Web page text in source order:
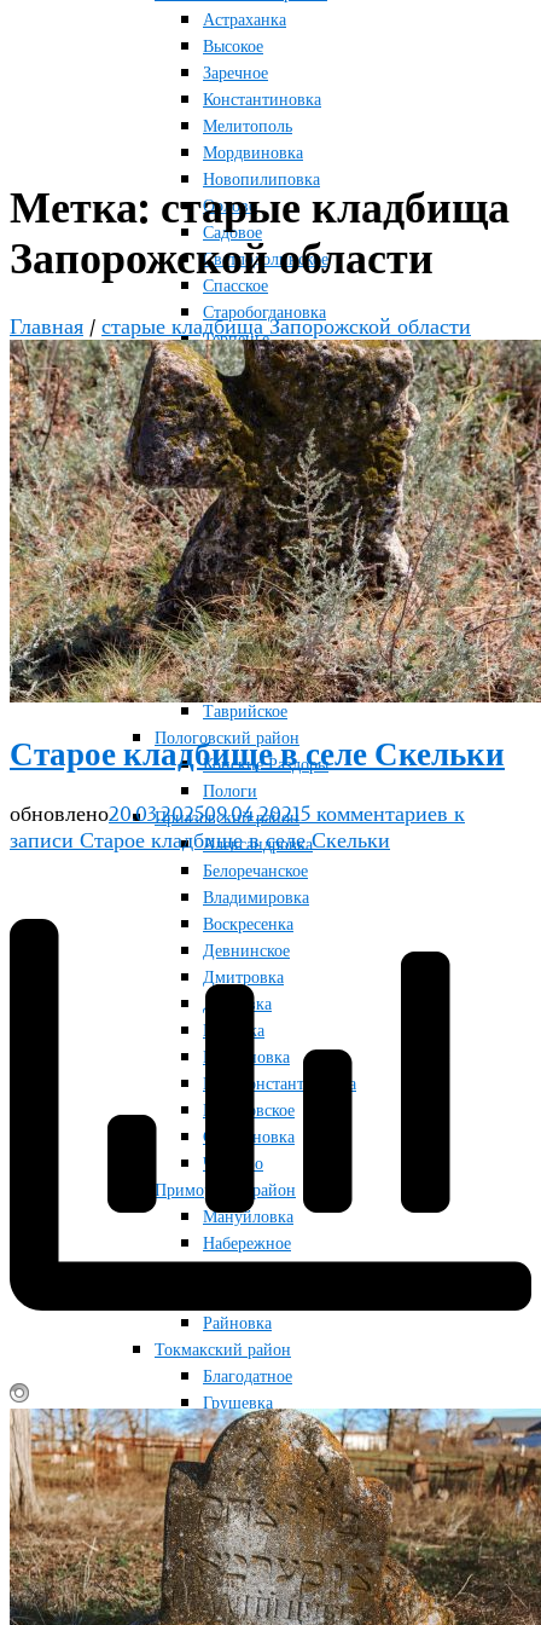
Астраханка
Высокое
Заречное
Константиновка
Мелитополь
Мордвиновка
Новопилиповка
Орлово
Садовое
Светлодолинское
Спасское
Старобогдановка
Терпенье
Тихоновка
Михайловский район
Братское
Зразковое
Марьяновка
Плодородное
Новониколаевский район
Новосоленое
Терноватое
Терсянка
Ореховский район
Желтая Круча
Любимовка
Таврийское
Пологовский район
Конские Раздоры
Пологи
Приазовский район
Александровка
Белоречанское
Владимировка
Воскресенка
Девнинское
Дмитровка
Дунаевка
Маковка
Марьяновка
Новоконстантиновка
Приазовское
Строгановка
Чкалово
Приморский район
Мануйловка
Набережное
Райновка
Токмакский район
Благодатное
Грушевка
Кутузовка
Луговка
Новопрокоповка
Остриковка
Токмак
Снегуровка
Фабричное
Червоногорка
Метка: старые кладбища
Запорожской области
Главная / старые кладбища Запорожской области
Старое кладбище в селе Скельки
обновлено20.03.202509.04.20215 комментариев к
записи Старое кладбище в селе Скельки